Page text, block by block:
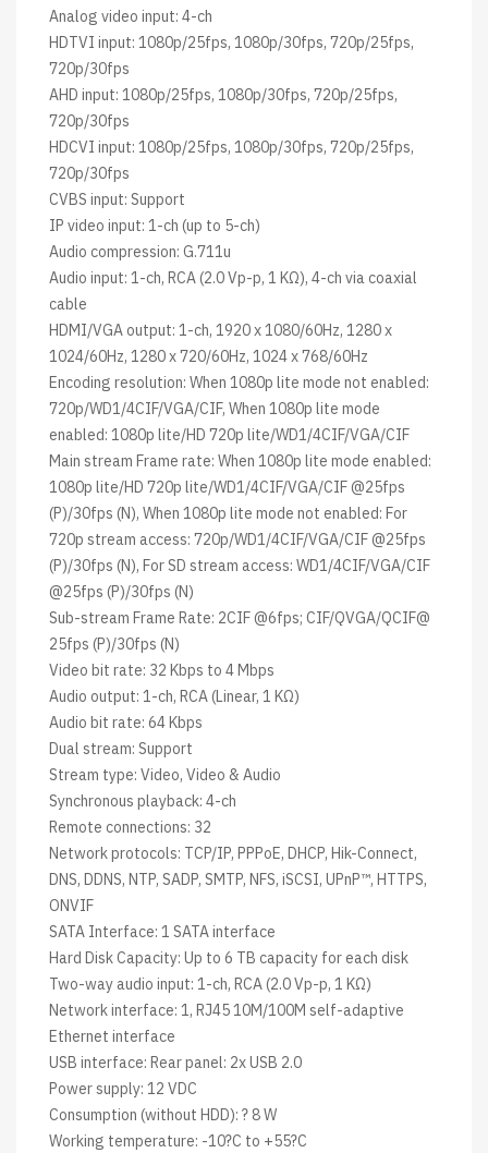
Analog video input: 4-ch
HDTVI input: 1080p/25fps, 1080p/30fps, 720p/25fps,
720p/30fps
AHD input: 1080p/25fps, 1080p/30fps, 720p/25fps,
720p/30fps
HDCVI input: 1080p/25fps, 1080p/30fps, 720p/25fps,
720p/30fps
CVBS input: Support
IP video input: 1-ch (up to 5-ch)
Audio compression: G.711u
Audio input: 1-ch, RCA (2.0 Vp-p, 1 KΩ), 4-ch via coaxial
cable
HDMI/VGA output: 1-ch, 1920 x 1080/60Hz, 1280 x
1024/60Hz, 1280 x 720/60Hz, 1024 x 768/60Hz
Encoding resolution: When 1080p lite mode not enabled:
720p/WD1/4CIF/VGA/CIF, When 1080p lite mode
enabled: 1080p lite/HD 720p lite/WD1/4CIF/VGA/CIF
Main stream Frame rate: When 1080p lite mode enabled:
1080p lite/HD 720p lite/WD1/4CIF/VGA/CIF @25fps
(P)/30fps (N), When 1080p lite mode not enabled: For
720p stream access: 720p/WD1/4CIF/VGA/CIF @25fps
(P)/30fps (N), For SD stream access: WD1/4CIF/VGA/CIF
@25fps (P)/30fps (N)
Sub-stream Frame Rate: 2CIF @6fps; CIF/QVGA/QCIF@
25fps (P)/30fps (N)
Video bit rate: 32 Kbps to 4 Mbps
Audio output: 1-ch, RCA (Linear, 1 KΩ)
Audio bit rate: 64 Kbps
Dual stream: Support
Stream type: Video, Video & Audio
Synchronous playback: 4-ch
Remote connections: 32
Network protocols: TCP/IP, PPPoE, DHCP, Hik-Connect,
DNS, DDNS, NTP, SADP, SMTP, NFS, iSCSI, UPnP™, HTTPS,
ONVIF
SATA Interface: 1 SATA interface
Hard Disk Capacity: Up to 6 TB capacity for each disk
Two-way audio input: 1-ch, RCA (2.0 Vp-p, 1 KΩ)
Network interface: 1, RJ45 10M/100M self-adaptive
Ethernet interface
USB interface: Rear panel: 2x USB 2.0
Power supply: 12 VDC
Consumption (without HDD): ? 8 W
Working temperature: -10?C to +55?C